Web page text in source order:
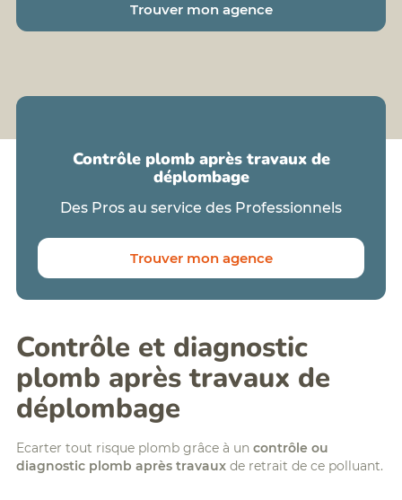
autres
FCR,
Analyse
(QAI)
radon
Diagnostics
poussières
amiante
Planning
formations
Accessibilité/Handicap
Trouver mon agence
Contrôle plomb après travaux de
déplombage
Des Pros au service des Professionnels
Trouver mon agence
Contrôle et diagnostic
plomb après travaux de
déplombage
Ecarter tout risque plomb grâce à un contrôle ou
diagnostic plomb après travaux de retrait de ce polluant.